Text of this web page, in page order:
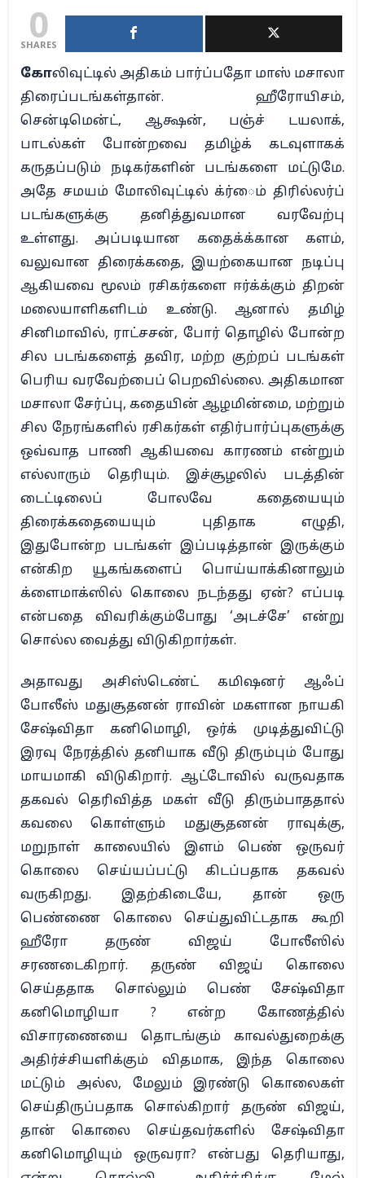
0
SHARES
கோலிவுட்டில் அதிகம் பார்ப்பதோ மாஸ் மசாலா
திரைப்படங்கள்தான். ஹீரோயிசம்,
சென்டிமென்ட், ஆக்ஷன், பஞ்ச் டயலாக்,
பாடல்கள் போன்றவை தமிழ்க் கடவுளாகக்
கருதப்படும் நடிகர்களின் படங்களை மட்டுமே.
அதே சமயம் மோலிவுட்டில் க்ர்ைம் திரில்லர்ப்
படங்களுக்கு தனித்துவமான வரவேற்பு
உள்ளது. அப்படியான கதைக்க்கான களம்,
வலுவான திரைக்கதை, இயற்கையான நடிப்பு
ஆகியவை மூலம் ரசிகர்களை ஈர்க்க்கும் திறன்
மலையாளிகளிடம் உண்டு. ஆனால் தமிழ்
சினிமாவில், ராட்சசன், போர் தொழில் போன்ற
சில படங்களைத் தவிர, மற்ற குற்றப் படங்கள்
பெரிய வரவேற்பைப் பெறவில்லை. அதிகமான
மசாலா சேர்ப்பு, கதையின் ஆழமின்மை, மற்றும்
சில நேரங்களில் ரசிகர்கள் எதிர்பார்ப்புகளுக்கு
ஒவ்வாத பாணி ஆகியவை காரணம் என்றும்
எல்லாரும் தெரியும். இச்சூழலில் படத்தின்
டைட்டிலைப் போலவே கதையையும்
திரைக்கதையையும் புதிதாக எழுதி,
இதுபோன்ற படங்கள் இப்படித்தான் இருக்கும்
என்கிற யூகங்களைப் பொய்யாக்கினாலும்
க்ளைமாக்ஸில் கொலை நடந்தது ஏன்? எப்படி
என்பதை விவரிக்கும்போது ‘அடச்சே’ என்று
சொல்ல வைத்து விடுகிறார்கள்.
அதாவது அசிஸ்டெண்ட் கமிஷனர் ஆஃப்
போலீஸ் மதுசூதனன் ராவின் மகளான நாயகி
சேஷ்விதா கனிமொழி, ஒர்க் முடித்துவிட்டு
இரவு நேரத்தில் தனியாக வீடு திரும்பும் போது
மாயமாகி விடுகிறார். ஆட்டோவில் வருவதாக
தகவல் தெரிவித்த மகள் வீடு திரும்பாததால்
கவலை கொள்ளும் மதுசூதனன் ராவுக்கு,
மறுநாள் காலையில் இளம் பெண் ஒருவர்
கொலை செய்யப்பட்டு கிடப்பதாக தகவல்
வருகிறது. இதற்கிடையே, தான் ஒரு
பெண்ணை கொலை செய்துவிட்டதாக கூறி
ஹீரோ தருண் விஜய் போலீஸில்
சரணடைகிறார். தருண் விஜய் கொலை
செய்ததாக சொல்லும் பெண் சேஷ்விதா
கனிமொழியா ? என்ற கோணத்தில்
விசாரணையை தொடங்கும் காவல்துறைக்கு
அதிர்ச்சியளிக்கும் விதமாக, இந்த கொலை
மட்டும் அல்ல, மேலும் இரண்டு கொலைகள்
செய்திருப்பதாக சொல்கிறார் தருண் விஜய்,
தான் கொலை செய்தவர்களில் சேஷ்விதா
கனிமொழியும் ஒருவரா? என்பது தெரியாது,